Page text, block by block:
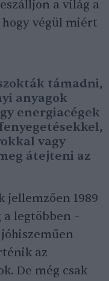
a világ a
hogy végül miért
támadni,
anyagok
energiacégek
vagy
átejteni az
jellemzően 1989
legtöbben –
jóhiszeműen
az
De még csak